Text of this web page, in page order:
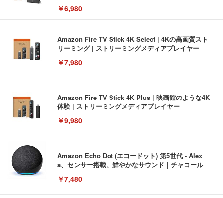
￥6,980
Amazon Fire TV Stick 4K Select | 4Kの高画質スト
リーミング | ストリーミングメディアプレイヤー
￥7,980
Amazon Fire TV Stick 4K Plus | 映画館のような4K
体験 | ストリーミングメディアプレイヤー
￥9,980
Amazon Echo Dot (エコードット) 第5世代 - Alex
a、センサー搭載、鮮やかなサウンド｜チャコール
￥7,480